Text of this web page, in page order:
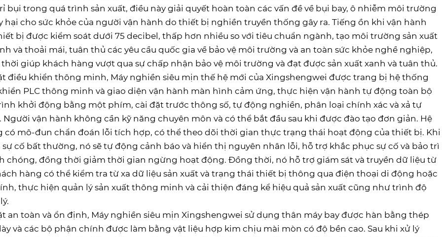
bụi trong quá trình sản xuất, điều này giải quyết hoàn toàn các vấn đề về bụi bay, ô nhiễm môi trường
hại cho sức khỏe của người vận hành do thiết bị nghiền truyền thống gây ra. Tiếng ồn khi vận hành
bị được kiểm soát dưới 75 decibel, thấp hơn nhiều so với tiêu chuẩn ngành, tạo môi trường sản xuất
và thoải mái, tuân thủ các yêu cầu quốc gia về bảo vệ môi trường và an toàn sức khỏe nghề nghiệp,
giúp khách hàng vượt qua sự chấp nhận bảo vệ môi trường và đạt được sản xuất xanh và tuân thủ.
điều khiển thông minh, Máy nghiền siêu mịn thế hệ mới của Xingshengwei được trang bị hệ thống
PLC thông minh và giao diện vận hành màn hình cảm ứng, thực hiện vận hành tự động toàn bộ
khởi động bằng một phím, cài đặt trước thông số, tự động nghiền, phân loại chính xác và xả tự
Người vận hành không cần kỹ năng chuyên môn và có thể bắt đầu sau khi được đào tạo đơn giản. Hệ
có mô-đun chẩn đoán lỗi tích hợp, có thể theo dõi thời gian thực trạng thái hoạt động của thiết bị. Khi
sự cố bất thường, nó sẽ tự động cảnh báo và hiển thị nguyên nhân lỗi, hỗ trợ khắc phục sự cố và bảo trì
chóng, đồng thời giảm thời gian ngừng hoạt động. Đồng thời, nó hỗ trợ giám sát và truyền dữ liệu từ
hàng có thể kiểm tra từ xa dữ liệu sản xuất và trạng thái thiết bị thông qua điện thoại di động hoặc
thực hiện quản lý sản xuất thông minh và cải thiện đáng kể hiệu quả sản xuất cũng như trình độ
an toàn và ổn định, Máy nghiền siêu mịn Xingshengwei sử dụng thân máy bay được hàn bằng thép
và các bộ phận chính được làm bằng vật liệu hợp kim chịu mài mòn có độ bền cao. Sau khi xử lý